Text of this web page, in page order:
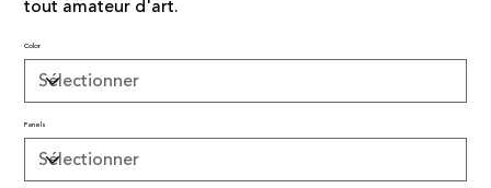
tout amateur d'art.
Color
Panels